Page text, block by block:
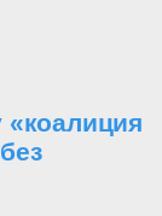
«коалиция